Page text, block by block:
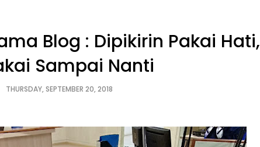
Blog : Dipikirin Pakai Hati,
Sampai Nanti
THURSDAY, SEPTEMBER 20, 2018